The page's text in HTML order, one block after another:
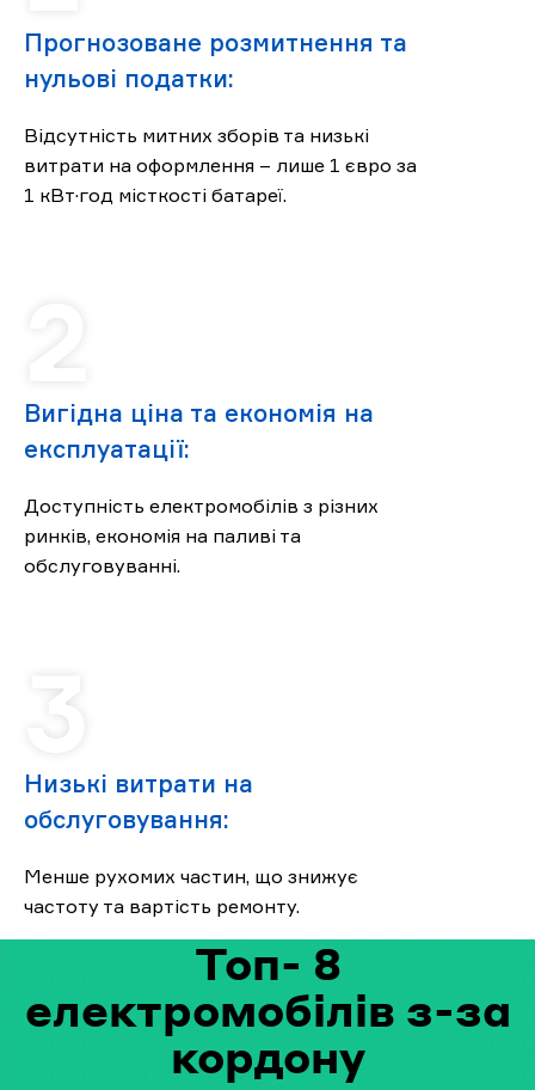
Прогнозоване розмитнення та
нульові податки:
Відсутність митних зборів та низькі
витрати на оформлення – лише 1 євро за
1 кВт·год місткості батареї.
Вигідна ціна та економія на
експлуатації:
Доступність електромобілів з різних
ринків, економія на паливі та
обслуговуванні.
Низькі витрати на
обслуговування:
Менше рухомих частин, що знижує
частоту та вартість ремонту.
Топ- 8
електромобілів з-за
кордону